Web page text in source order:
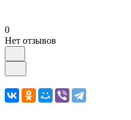
0
Нет отзывов